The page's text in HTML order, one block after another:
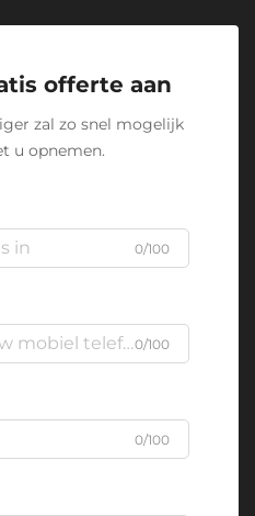
offerte aan
zal zo snel mogelijk
u opnemen.
0/100
0/100
0/100